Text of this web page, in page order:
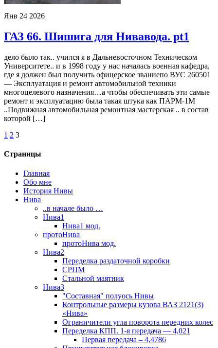
Янв 24 2026
ГАЗ 66. Шишига для Нивавода. pt1
дело было так.. учился я в Дальневосточном Техническом
Университете.. и в 1998 году у нас началась военная кафедра,
где я должен был получить офицерское званиепо ВУС 260501
— Эксплуатация и ремонт автомобильной техники
многоцелевого назначения…а чтобы обеспечивать эти самые
ремонт и эксплуатацию была такая штука как ПАРМ-1М
..Подвижная автомобильная ремонтная мастерская .. в состав
которой […]
1 2 3
Страницы
Главная
Обо мне
История Нивы
Нива
..в начале было …
Нива1
Нива1 мод.
протоНива
протоНива мод.
Нива2
Переделка раздаточной коробки
СРПМ
Стальной маятник
Нива3
"Составная" полуось Нивы
Контрольные размеры кузова ВАЗ 2121(3)
«Нива»
Ограничители угла поворота передних колес
Переделка КПП. 1-я передача — 4,021
Первая передача – 4,4786